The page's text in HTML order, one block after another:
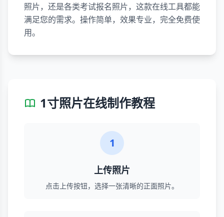
照片，还是各类考试报名照片，这款在线工具都能
满足您的需求。操作简单，效果专业，完全免费使
用。
1寸照片在线制作教程
1
上传照片
点击上传按钮，选择一张清晰的正面照片。